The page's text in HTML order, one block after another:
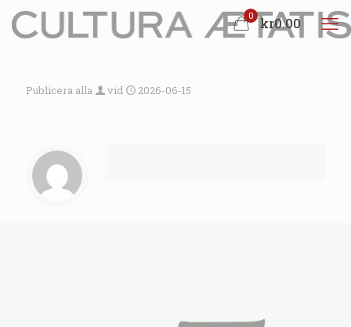
0 kr0.00
Publicera alla vid 2026-06-15